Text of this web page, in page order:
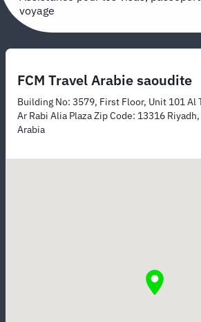
voyage
FCM Travel Arabie saoudite
Building No: 3579, First Floor, Unit 101 Al
Ar Rabi Alia Plaza Zip Code: 13316
Arabia